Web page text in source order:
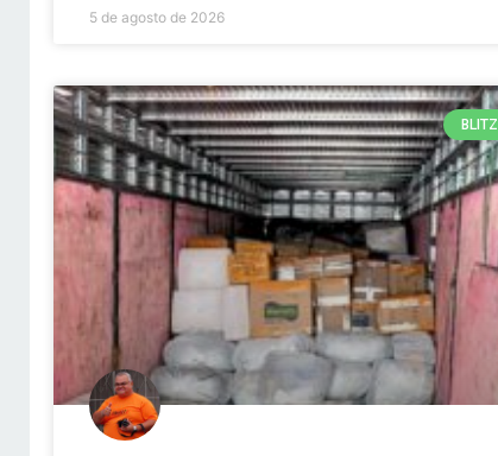
5 de agosto de 2026
BLITZ